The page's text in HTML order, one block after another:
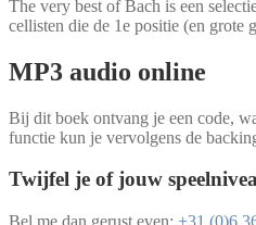
The very best of Bach is een
cellisten die de 1e positie (en grote
MP3 audio online
Bij dit boek ontvang je een code,
functie kun je vervolgens de
Twijfel je of jouw
Bel me dan gerust even: +31 (0)6